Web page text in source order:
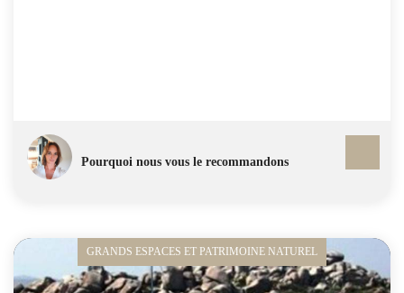
Pourquoi nous vous le recommandons
GRANDS ESPACES ET PATRIMOINE NATUREL